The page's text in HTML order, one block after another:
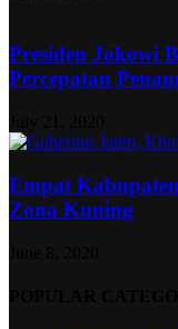
Presiden Jokowi
Percepatan
Empat
Zona Kuning